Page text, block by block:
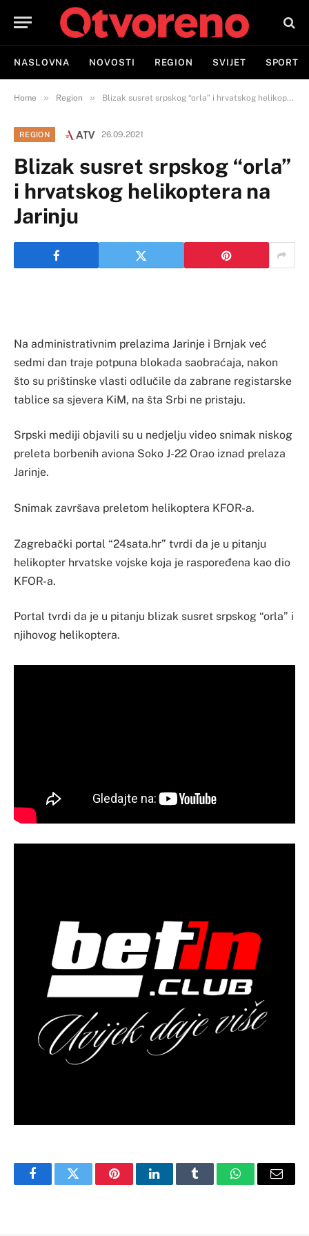
NASLOVNA NOVOSTI REGION SVIJET SPORT
Home » Region » Blizak susret srpskog “orla” i hrvatskog helikoptera na Jarinju
REGION 26.09.2021
Blizak susret srpskog “orla”
i hrvatskog helikoptera na
Jarinju
Na administrativnim prelazima Jarinje i Brnjak već
sedmi dan traje potpuna blokada saobraćaja, nakon
što su prištinske vlasti odlučile da zabrane registarske
tablice sa sjevera KiM, na šta Srbi ne pristaju.
Srpski mediji objavili su u nedjelju video snimak niskog
preleta borbenih aviona Soko J-22 Orao iznad prelaza
Jarinje.
Snimak završava preletom helikoptera KFOR-a.
Zagrebački portal “24sata.hr” tvrdi da je u pitanju
helikopter hrvatske vojske koja je raspoređena kao dio
KFOR-a.
Portal tvrdi da je u pitanju blizak susret srpskog “orla” i
njihovog helikoptera.
FacebookTwitter PinterestLinkedInTumblr WhatsAppEmail